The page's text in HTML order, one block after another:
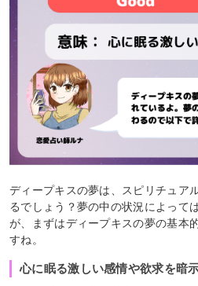
ディープキスの夢は、スピリチュア
るでしょう？夢の中の状況によって
が、まずはディープキスの夢の基本
すね。
心に眠る激しい感情や欲求を暗